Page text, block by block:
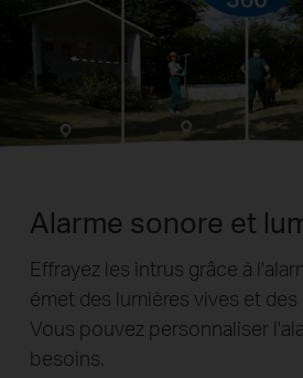
Alarme sonore et
Effrayez les intrus grâce à
émet des lumières vives et
Vous pouvez personnaliser
besoins.